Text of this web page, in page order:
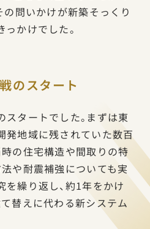
問いかけが新築そっくり
かけでした。
のスタート
タートでした。まずは東
発地域に残されていた数百
の住宅構造や間取りの特
や耐震補強についても実
繰り返し、約1年をかけ
替えに代わる新システム